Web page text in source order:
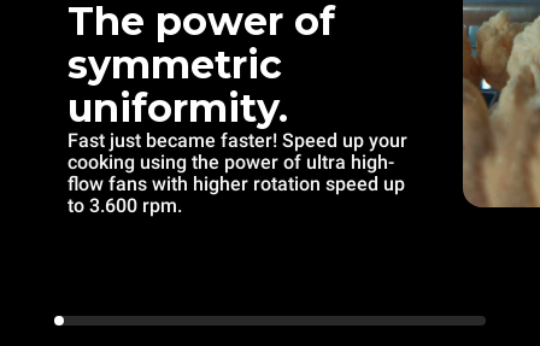
The power of
symmetric
uniformity.
Fast just became faster! Speed up your
cooking using the power of ultra high-
flow fans with higher rotation speed up
to 3.600 rpm.